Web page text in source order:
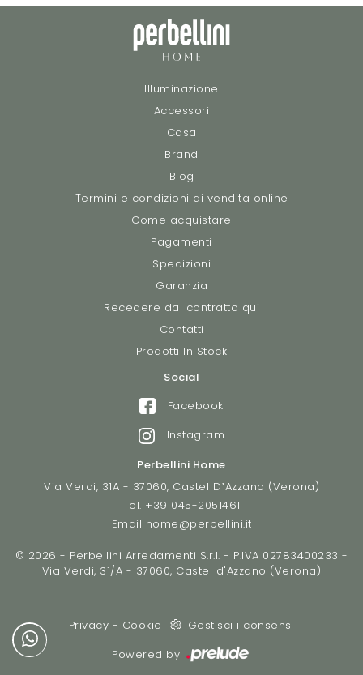
Illuminazione
Accessori
Casa
Brand
Blog
Termini e condizioni di vendita online
Come acquistare
Pagamenti
Spedizioni
Garanzia
Recedere dal contratto qui
Contatti
Prodotti In Stock
Social
Facebook
Instagram
Perbellini Home
Via Verdi, 31A - 37060, Castel D’Azzano (Verona)
Tel. +39 045-2051461
Email home@perbellini.it
© 2026 - Perbellini Arredamenti S.r.l. - P.IVA 02783400233 -
Via Verdi, 31/A - 37060, Castel d'Azzano (Verona)
Privacy - Cookie
Gestisci i consensi
Powered by